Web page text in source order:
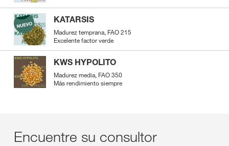
KATARSIS
Madurez temprana, FAO 215
Excelente factor verde
KWS HYPOLITO
Madurez media, FAO 350
Más rendimiento siempre
Encuentre su consultor